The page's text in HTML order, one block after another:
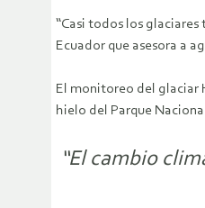
“Casi todos los
Ecuador que asesora a
El monitoreo del glaciar
hielo del Parque
“El cambio